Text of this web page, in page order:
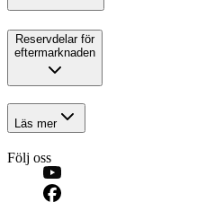
Reservdelar för
eftermarknaden
Läs mer
Följ oss